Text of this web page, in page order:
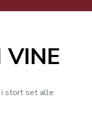
VINE
i stort set alle